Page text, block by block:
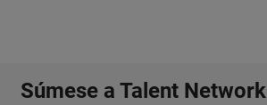
Súmese a Talent Network